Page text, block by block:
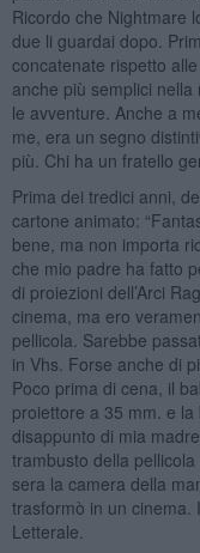
Ricordo che Nightmare
due li guardai dopo.
concatenate rispetto
anche più semplici
le avventure. Anche a
me, era un segno
più. Chi ha un fratello
Prima dei tredici anni,
cartone animato:
bene, ma non importa
che mio padre ha fatto
di proiezioni dell’Arci
cinema, ma ero
pellicola. Sarebbe
in Vhs. Forse anche di
Poco prima di cena, il
proiettore a 35 mm. e
disappunto di mia
trambusto della
sera la camera della
trasformò in un cinema.
Letterale.